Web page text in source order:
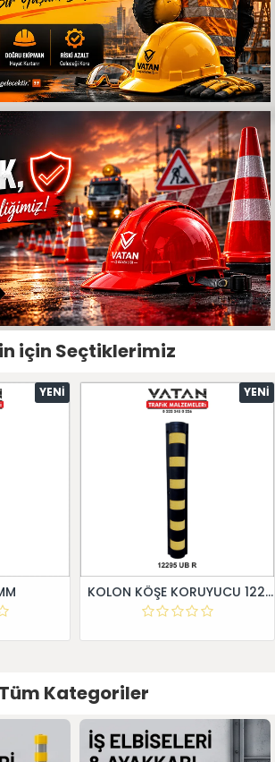
için Seçtiklerimiz
YENI YENI
KOLON KÖŞE KORUYUCU 12295 UB R
Tüm Kategoriler